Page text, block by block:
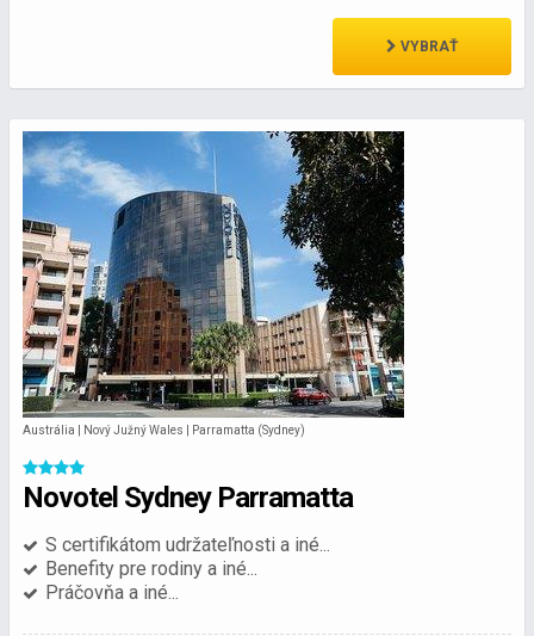
VYBRAŤ
Austrália | Nový Južný Wales | Parramatta (Sydney)
Novotel Sydney Parramatta
S certifikátom udržateľnosti a iné...
Benefity pre rodiny a iné...
Práčovňa a iné...